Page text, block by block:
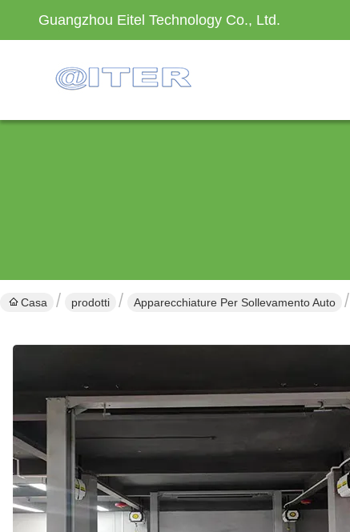
Guangzhou Eitel Technology Co., Ltd.
Casa prodotti Apparecchiature Per Sollevamento Auto